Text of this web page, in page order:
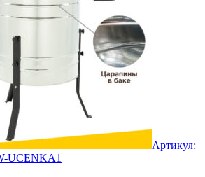
Артикул:
UCENKA1